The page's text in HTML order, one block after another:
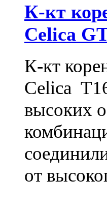
К-кт
Celica
К-кт
Celica
высоких
от